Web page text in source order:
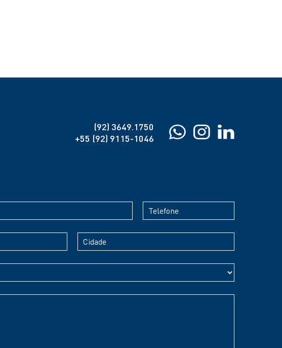
(92) 3649.1750
+55 (92) 9115-1046